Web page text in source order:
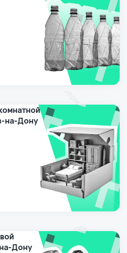
на-Дону
Дону